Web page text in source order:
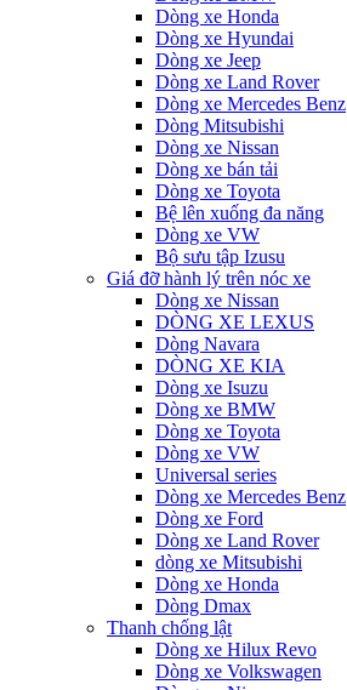
Dòng xe Honda
Dòng xe Hyundai
Dòng xe Jeep
Dòng xe Land Rover
Dòng xe Mercedes Benz
Dòng Mitsubishi
Dòng xe Nissan
Dòng xe bán tải
Dòng xe Toyota
Bệ lên xuống đa năng
Dòng xe VW
Bộ sưu tập Izusu
Giá đỡ hành lý trên nóc xe
Dòng xe Nissan
DÒNG XE LEXUS
Dòng Navara
DÒNG XE KIA
Dòng xe Isuzu
Dòng xe BMW
Dòng xe Toyota
Dòng xe VW
Universal series
Dòng xe Mercedes Benz
Dòng xe Ford
Dòng xe Land Rover
dòng xe Mitsubishi
Dòng xe Honda
Dòng Dmax
Thanh chống lật
Dòng xe Hilux Revo
Dòng xe Volkswagen